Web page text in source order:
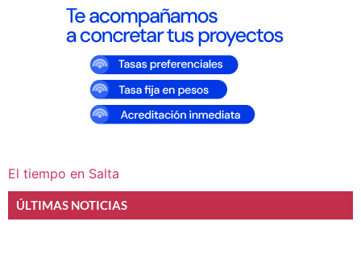
El tiempo en Salta
ÚLTIMAS NOTICIAS